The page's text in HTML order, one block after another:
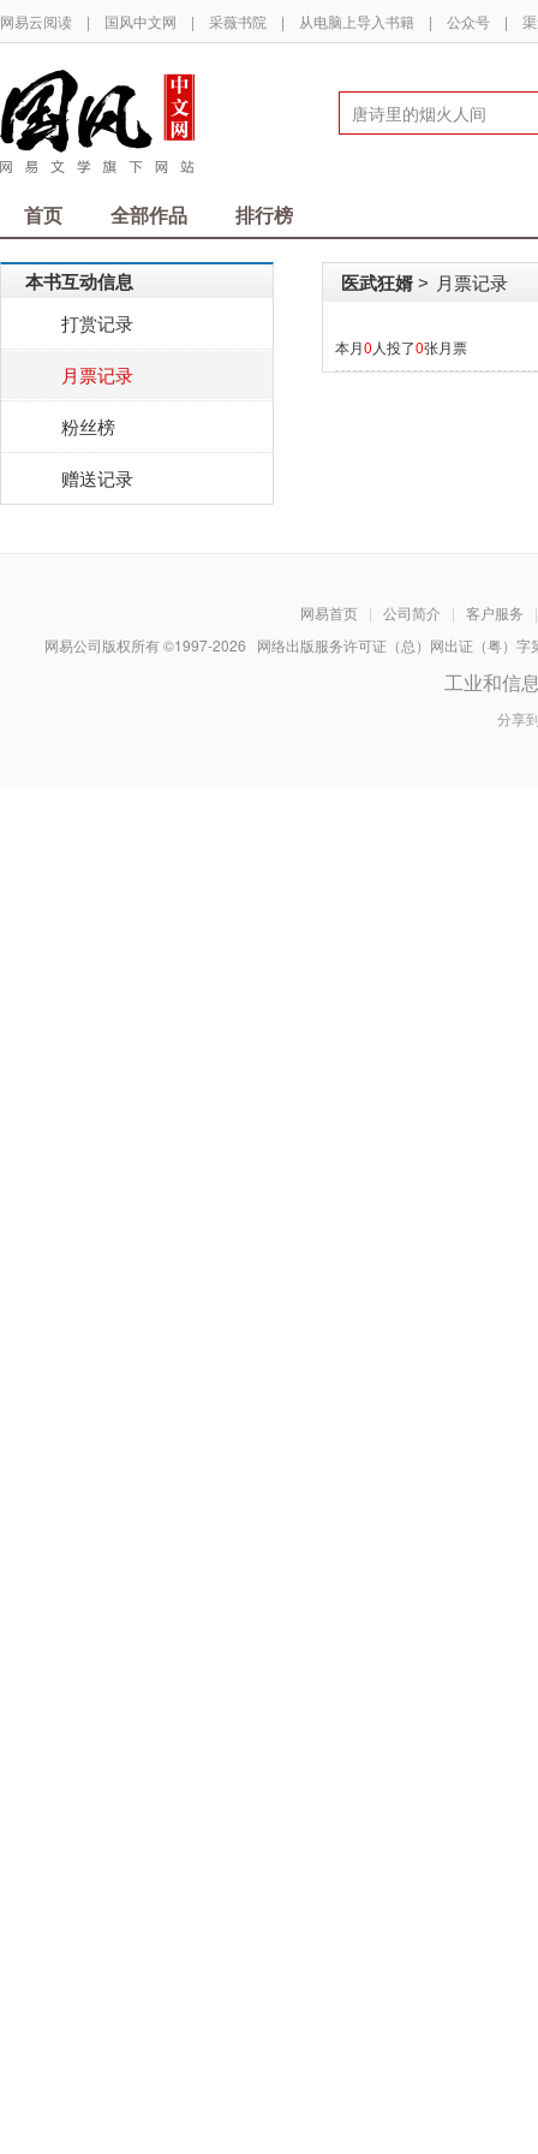
网易云阅读 | 国风中文网 | 采薇书院 | 从电脑上导入书籍 | 公众号 |
首页 全部作品 排行榜
本书互动信息
打赏记录
月票记录
粉丝榜
赠送记录
医武狂婿 > 月票记录
本月0 人投了0张月票
网易首页 | 公司简介 | 客户服务
|
网易公司版权所有 ©1997-2026 网络出版服务许可证（总）网出证（粤）
工业和信
分享